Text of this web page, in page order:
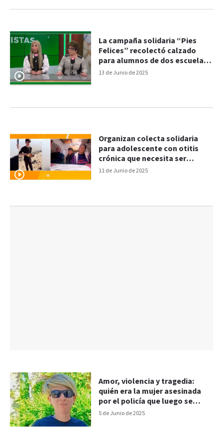
13 de Junio de 2025
La campaña solidaria “Pies
Felices” recolectó calzado
para alumnos de dos escuelas
de Paraná
11 de Junio de 2025
Organizan colecta solidaria
para adolescente con otitis
crónica que necesita ser
operado
5 de Junio de 2025
Amor, violencia y tragedia:
quién era la mujer asesinada
por el policía que luego se
atrincheró y se quitó la vida